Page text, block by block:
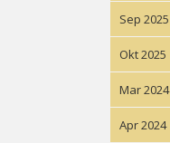
Sep 2025
Okt 2025
Mar 2024
Apr 2024